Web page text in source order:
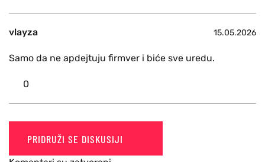
vlayza 15.05.2026
Samo da ne apdejtuju firmver i biće sve uredu.
0
PRIDRUŽI SE DISKUSIJI